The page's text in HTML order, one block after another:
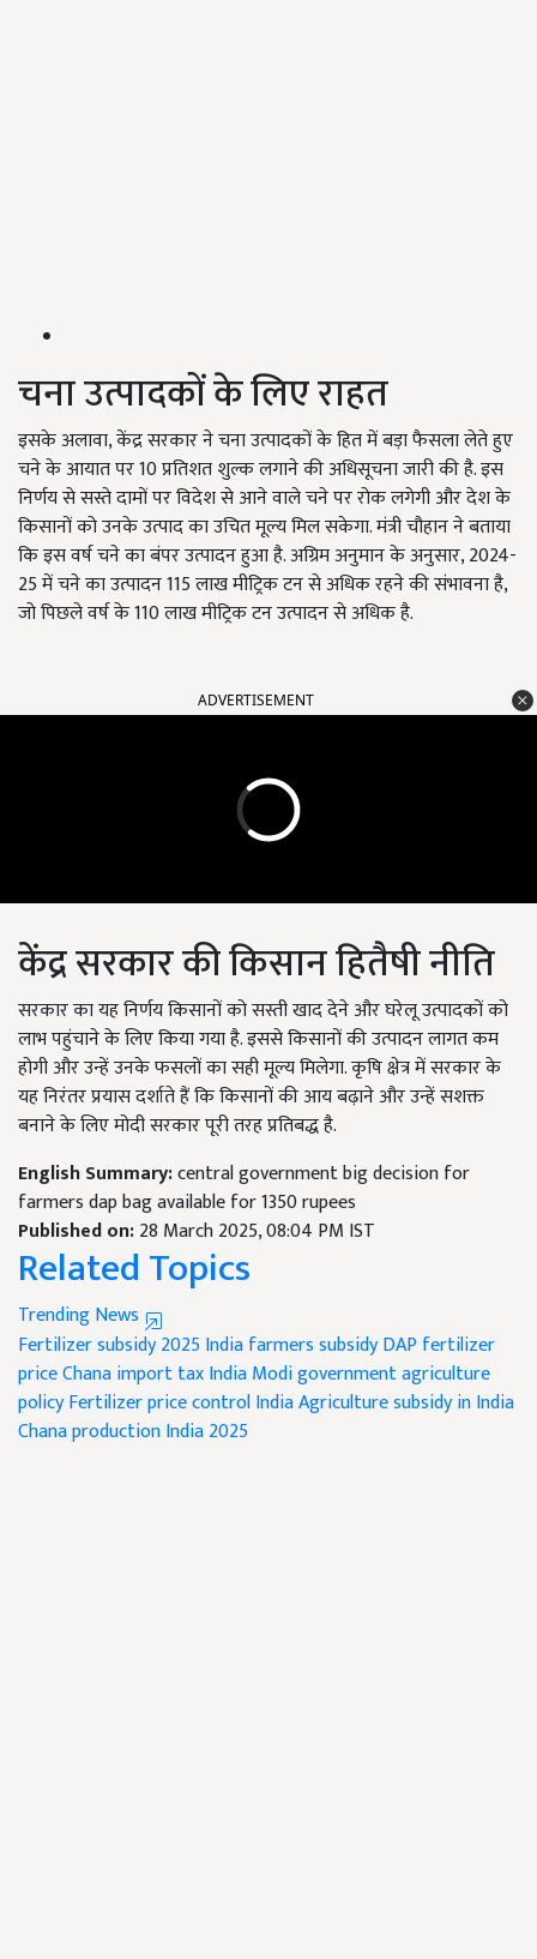
चना उत्पादकों के लिए राहत
इसके अलावा, केंद्र सरकार ने चना उत्पादकों के हित में बड़ा फैसला लेते हुए
चने के आयात पर 10 प्रतिशत शुल्क लगाने की अधिसूचना जारी की है. इस
निर्णय से सस्ते दामों पर विदेश से आने वाले चने पर रोक लगेगी और देश के
किसानों को उनके उत्पाद का उचित मूल्य मिल सकेगा. मंत्री चौहान ने बताया
कि इस वर्ष चने का बंपर उत्पादन हुआ है. अग्रिम अनुमान के अनुसार, 2024-
25 में चने का उत्पादन 115 लाख मीट्रिक टन से अधिक रहने की संभावना है,
जो पिछले वर्ष के 110 लाख मीट्रिक टन उत्पादन से अधिक है.
ADVERTISEMENT
केंद्र सरकार की किसान हितैषी नीति
सरकार का यह निर्णय किसानों को सस्ती खाद देने और घरेलू उत्पादकों को
लाभ पहुंचाने के लिए किया गया है. इससे किसानों की उत्पादन लागत कम
होगी और उन्हें उनके फसलों का सही मूल्य मिलेगा. कृषि क्षेत्र में सरकार के
यह निरंतर प्रयास दर्शाते हैं कि किसानों की आय बढ़ाने और उन्हें सशक्त
बनाने के लिए मोदी सरकार पूरी तरह प्रतिबद्ध है.
English Summary:central government big decision for
farmers dap bag available for 1350 rupees
Published on:28 March 2025, 08:04 PM IST
Related Topics
Trending News
Fertilizer subsidy 2025India farmers subsidyDAP fertilizer
priceChana import tax IndiaModi government agriculture
policyFertilizer price control IndiaAgriculture subsidy in India
Chana production India 2025